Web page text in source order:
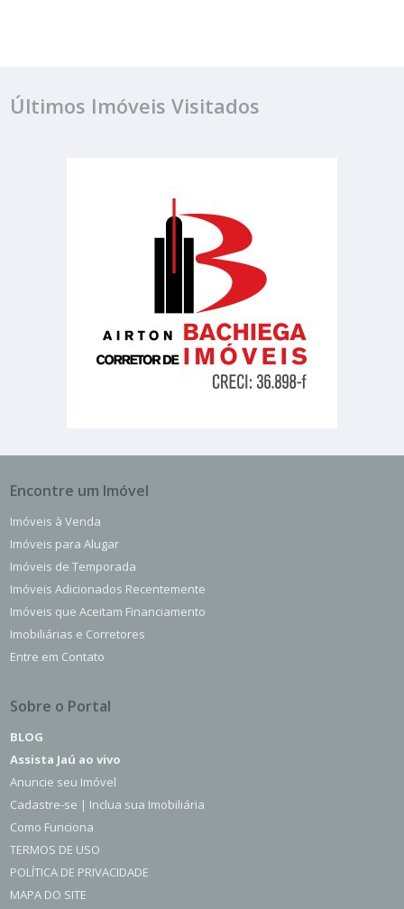
Últimos Imóveis Visitados
Encontre um Imóvel
Imóveis à Venda
Imóveis para Alugar
Imóveis de Temporada
Imóveis Adicionados Recentemente
Imóveis que Aceitam Financiamento
Imobiliárias e Corretores
Entre em Contato
Sobre o Portal
BLOG
Assista Jaú ao vivo
Anuncie seu Imóvel
Cadastre-se | Inclua sua Imobiliária
Como Funciona
TERMOS DE USO
POLÍTICA DE PRIVACIDADE
MAPA DO SITE